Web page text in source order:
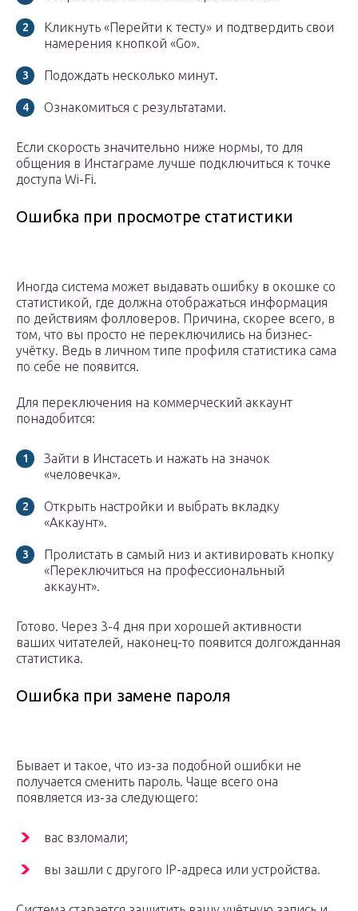
Кликнуть «Перейти к тесту» и подтвердить свои
намерения кнопкой «Go».
Подождать несколько минут.
Ознакомиться с результатами.
Если скорость значительно ниже нормы, то для
общения в Инстаграме лучше подключиться к точке
доступа Wi-Fi.
Ошибка при просмотре статистики
Иногда система может выдавать ошибку в окошке со
статистикой, где должна отображаться информация
по действиям фолловеров. Причина, скорее всего, в
том, что вы просто не переключились на бизнес-
учётку. Ведь в личном типе профиля статистика сама
по себе не появится.
Для переключения на коммерческий аккаунт
понадобится:
Зайти в Инстасеть и нажать на значок
«человечка».
Открыть настройки и выбрать вкладку
«Аккаунт».
Пролистать в самый низ и активировать кнопку
«Переключиться на профессиональный
аккаунт».
Готово. Через 3-4 дня при хорошей активности
ваших читателей, наконец-то появится долгожданная
статистика.
Ошибка при замене пароля
Бывает и такое, что из-за подобной ошибки не
получается сменить пароль. Чаще всего она
появляется из-за следующего:
вас взломали;
вы зашли с другого IP-адреса или устройства.